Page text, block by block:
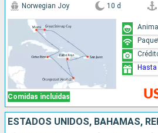
Comidas incluidas
Norwegian Joy 10 d